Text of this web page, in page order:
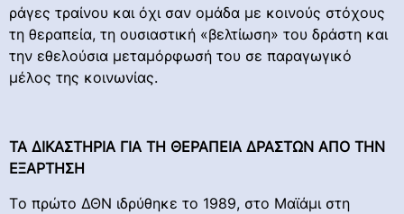
ράγες τραίνου και όχι σαν ομάδα με κοινούς στόχους
τη θεραπεία, τη ουσιαστική «βελτίωση» του δράστη και
την εθελούσια μεταμόρφωσή του σε παραγωγικό
μέλος της κοινωνίας.
ΤΑ ΔΙΚΑΣΤΗΡΙΑ ΓΙΑ ΤΗ ΘΕΡΑΠΕΙΑ ΔΡΑΣΤΩΝ ΑΠΟ ΤΗΝ
ΕΞΑΡΤΗΣΗ
Tο πρώτο ΔΘΝ ιδρύθηκε το 1989, στο Μαϊάμι στη